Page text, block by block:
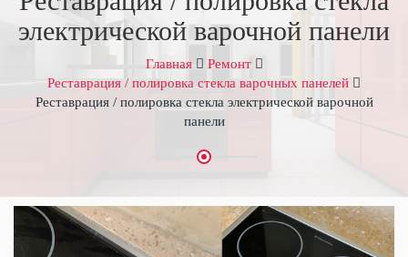
электрической варочной панели
Главная
Ремонт
Реставрация / полировка стекла варочных панелей
Реставрация / полировка стекла электрической варочной
панели